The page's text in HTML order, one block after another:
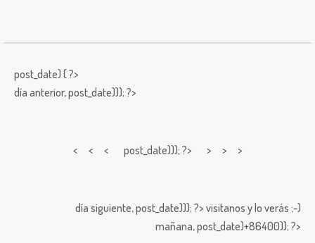
post_date) { ?>
día anterior,post_date))); ?>
< < < post_date))); ?> > > >
día siguiente,post_date))); ?> visitanos y lo verás ;-)
mañana,post_date)+86400)); ?>